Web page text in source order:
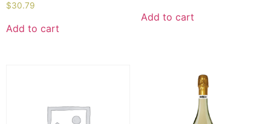
$30.79
Add to cart
Add to cart